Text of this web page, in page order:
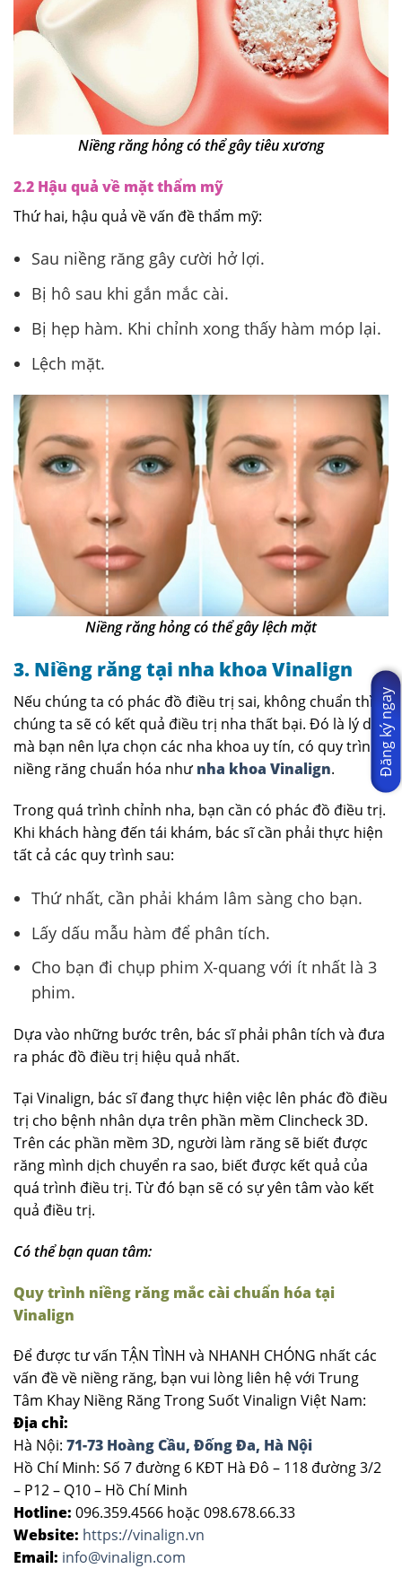
Niềng răng hỏng có thể gây tiêu xương
2.2 Hậu quả về mặt thẩm mỹ
Thứ hai, hậu quả về vấn đề thẩm mỹ:
Sau niềng răng gây cười hở lợi.
Bị hô sau khi gắn mắc cài.
Bị hẹp hàm. Khi chỉnh xong thấy hàm móp lại.
Lệch mặt.
Niềng răng hỏng có thể gây lệch mặt
3. Niềng răng tại nha khoa Vinalign
Nếu chúng ta có phác đồ điều trị sai, không chuẩn thì
chúng ta sẽ có kết quả điều trị nha thất bại. Đó là lý do
mà bạn nên lựa chọn các nha khoa uy tín, có quy trình
niềng răng chuẩn hóa như nha khoa Vinalign.
Trong quá trình chỉnh nha, bạn cần có phác đồ điều trị.
Khi khách hàng đến tái khám, bác sĩ cần phải thực hiện
tất cả các quy trình sau:
Thứ nhất, cần phải khám lâm sàng cho bạn.
Lấy dấu mẫu hàm để phân tích.
Cho bạn đi chụp phim X-quang với ít nhất là 3
phim.
Dựa vào những bước trên, bác sĩ phải phân tích và đưa
ra phác đồ điều trị hiệu quả nhất.
Tại Vinalign, bác sĩ đang thực hiện việc lên phác đồ điều
trị cho bệnh nhân dựa trên phần mềm Clincheck 3D.
Trên các phần mềm 3D, người làm răng sẽ biết được
răng mình dịch chuyển ra sao, biết được kết quả của
quá trình điều trị. Từ đó bạn sẽ có sự yên tâm vào kết
quả điều trị.
Có thể bạn quan tâm:
Quy trình niềng răng mắc cài chuẩn hóa tại
Vinalign
Để được tư vấn TẬN TÌNH và NHANH CHÓNG nhất các
vấn đề về niềng răng, bạn vui lòng liên hệ với Trung
Tâm Khay Niềng Răng Trong Suốt Vinalign Việt Nam:
Địa chỉ:
Hà Nội: 71-73 Hoàng Cầu, Đống Đa, Hà Nội
Hồ Chí Minh: Số 7 đường 6 KĐT Hà Đô – 118 đường 3/2
– P12 – Q10 – Hồ Chí Minh
Hotline: 096.359.4566 hoặc 098.678.66.33
Website: https://vinalign.vn
Email: info@vinalign.com
Đăng ký ngay